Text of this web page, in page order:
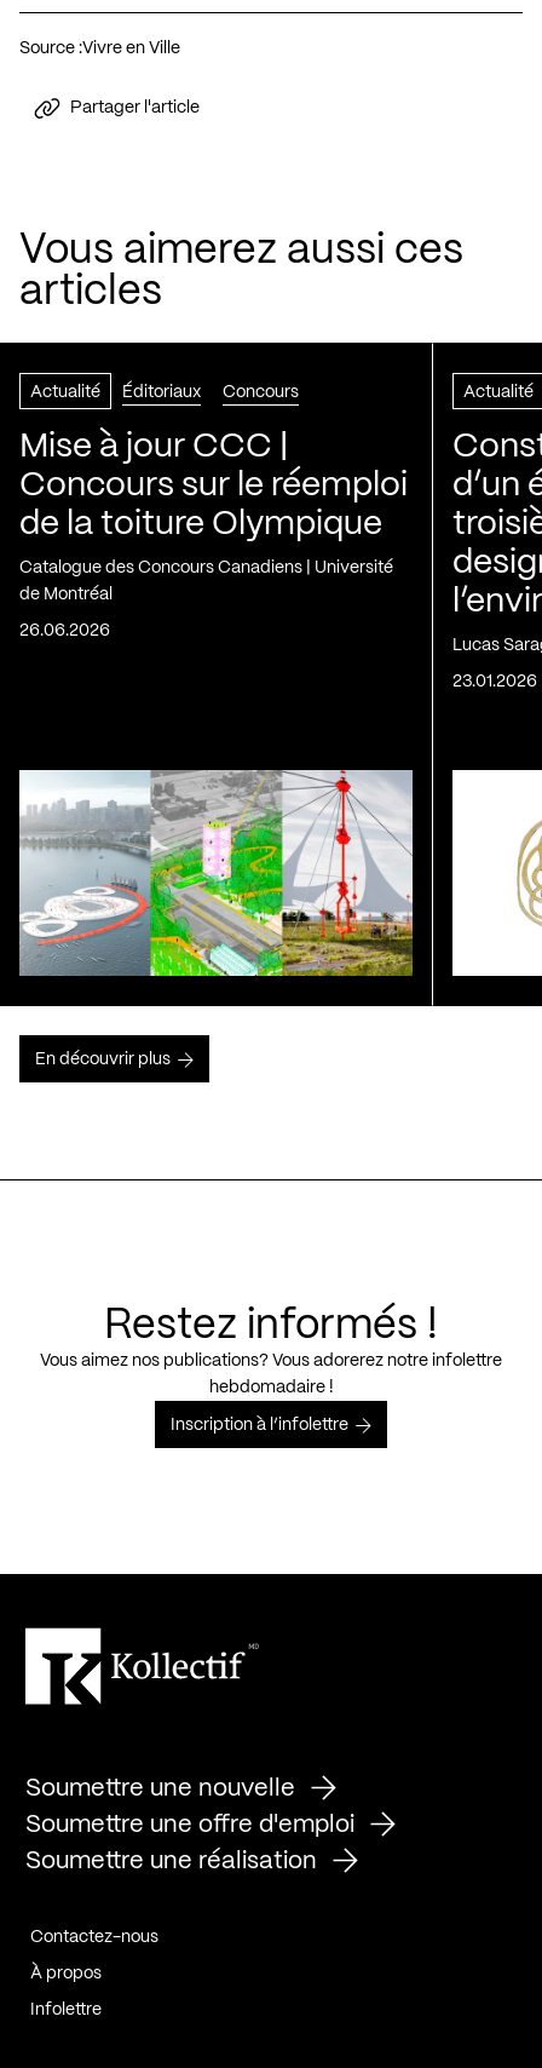
Source :Vivre en Ville
Partager l'article
Vous aimerez aussi ces
articles
Actualité Éditoriaux Concours
Mise à jour CCC |
Concours sur le réemploi
de la toiture Olympique
Catalogue des Concours Canadiens | Université
de Montréal
26.06.2026
Actualité
d’un
Lucas
23.01.2026
En découvrir plus
Restez informés !
Vous aimez nos publications? Vous adorerez notre infolettre
hebdomadaire !
Inscription à l’infolettre
Soumettre une nouvelle
Soumettre une offre d'emploi
Soumettre une réalisation
Contactez-nous
À propos
Infolettre